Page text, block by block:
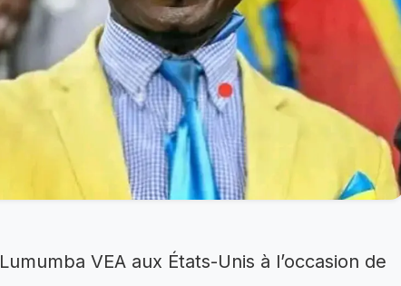
VEA aux États-Unis à l’occasion de